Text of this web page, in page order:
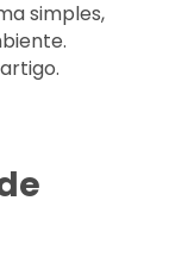
simples,